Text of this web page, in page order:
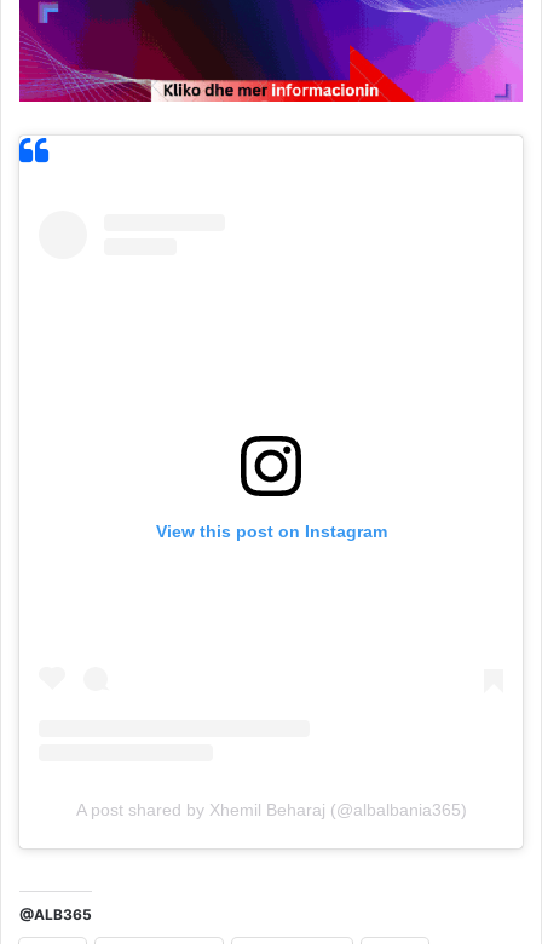
View this post on Instagram
A post shared by Xhemil Beharaj (@albalbania365)
@ALB365